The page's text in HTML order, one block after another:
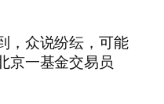
，众说纷纭，可能
京一基金交易员